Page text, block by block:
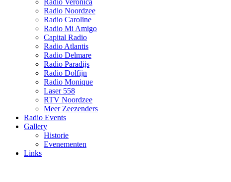
Radio Veronica
Radio Noordzee
Radio Caroline
Radio Mi Amigo
Capital Radio
Radio Atlantis
Radio Delmare
Radio Paradijs
Radio Dolfijn
Radio Monique
Laser 558
RTV Noordzee
Meer Zeezenders
Radio Events
Gallery
Historie
Evenementen
Links